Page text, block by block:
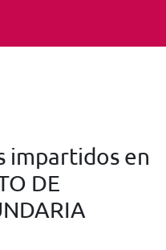
impartidos en
DE